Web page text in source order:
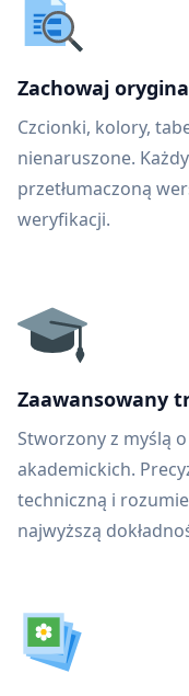
Zachowaj
Czcionki, kolory,
nienaruszone.
przetłumaczoną
weryfikacji.
Zaawansowany
Stworzony z myślą
akademickich.
techniczną i
najwyższą